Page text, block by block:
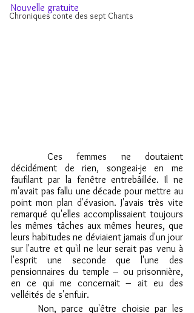
Chroniques conte des sept Chants
Nouvelle gratuite
décidément de rien, songeai-je en me
faufilant par la fenêtre entrebâillée. Il ne
m'avait pas fallu une décade pour mettre au
point mon plan d'évasion. J'avais très vite
remarqué qu'elles accomplissaient toujours
les mêmes tâches aux mêmes heures, que
leurs habitudes ne déviaient jamais d'un jour
sur l'autre et qu'il ne leur serait pas venu à
l'esprit une seconde que l'une des
pensionnaires du temple – ou prisonnière,
en ce qui me concernait – ait eu des
velléités de s'enfuir.